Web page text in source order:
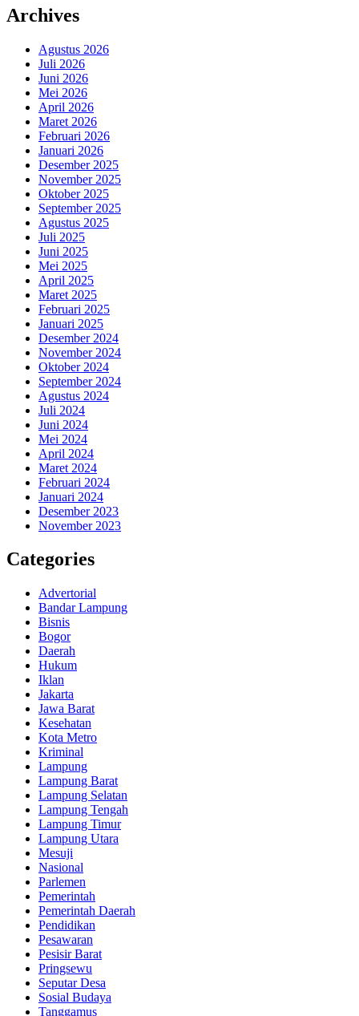
Archives
Agustus 2026
Juli 2026
Juni 2026
Mei 2026
April 2026
Maret 2026
Februari 2026
Januari 2026
Desember 2025
November 2025
Oktober 2025
September 2025
Agustus 2025
Juli 2025
Juni 2025
Mei 2025
April 2025
Maret 2025
Februari 2025
Januari 2025
Desember 2024
November 2024
Oktober 2024
September 2024
Agustus 2024
Juli 2024
Juni 2024
Mei 2024
April 2024
Maret 2024
Februari 2024
Januari 2024
Desember 2023
November 2023
Categories
Advertorial
Bandar Lampung
Bisnis
Bogor
Daerah
Hukum
Iklan
Jakarta
Jawa Barat
Kesehatan
Kota Metro
Kriminal
Lampung
Lampung Barat
Lampung Selatan
Lampung Tengah
Lampung Timur
Lampung Utara
Mesuji
Nasional
Parlemen
Pemerintah
Pemerintah Daerah
Pendidikan
Pesawaran
Pesisir Barat
Pringsewu
Seputar Desa
Sosial Budaya
Tanggamus